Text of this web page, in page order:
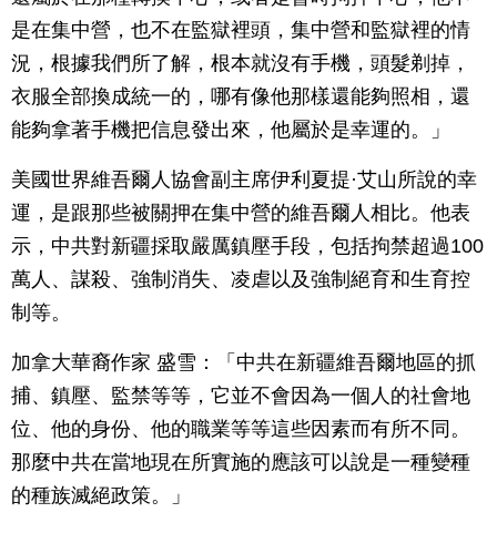
是在集中營，也不在監獄裡頭，集中營和監獄裡的情
況，根據我們所了解，根本就沒有手機，頭髮剃掉，
衣服全部換成統一的，哪有像他那樣還能夠照相，還
能夠拿著手機把信息發出來，他屬於是幸運的。」
美國世界維吾爾人協會副主席伊利夏提·艾山所說的幸
運，是跟那些被關押在集中營的維吾爾人相比。他表
示，中共對新疆採取嚴厲鎮壓手段，包括拘禁超過100
萬人、謀殺、強制消失、凌虐以及強制絕育和生育控
制等。
加拿大華裔作家 盛雪：「中共在新疆維吾爾地區的抓
捕、鎮壓、監禁等等，它並不會因為一個人的社會地
位、他的身份、他的職業等等這些因素而有所不同。
那麼中共在當地現在所實施的應該可以說是一種變種
的種族滅絕政策。」